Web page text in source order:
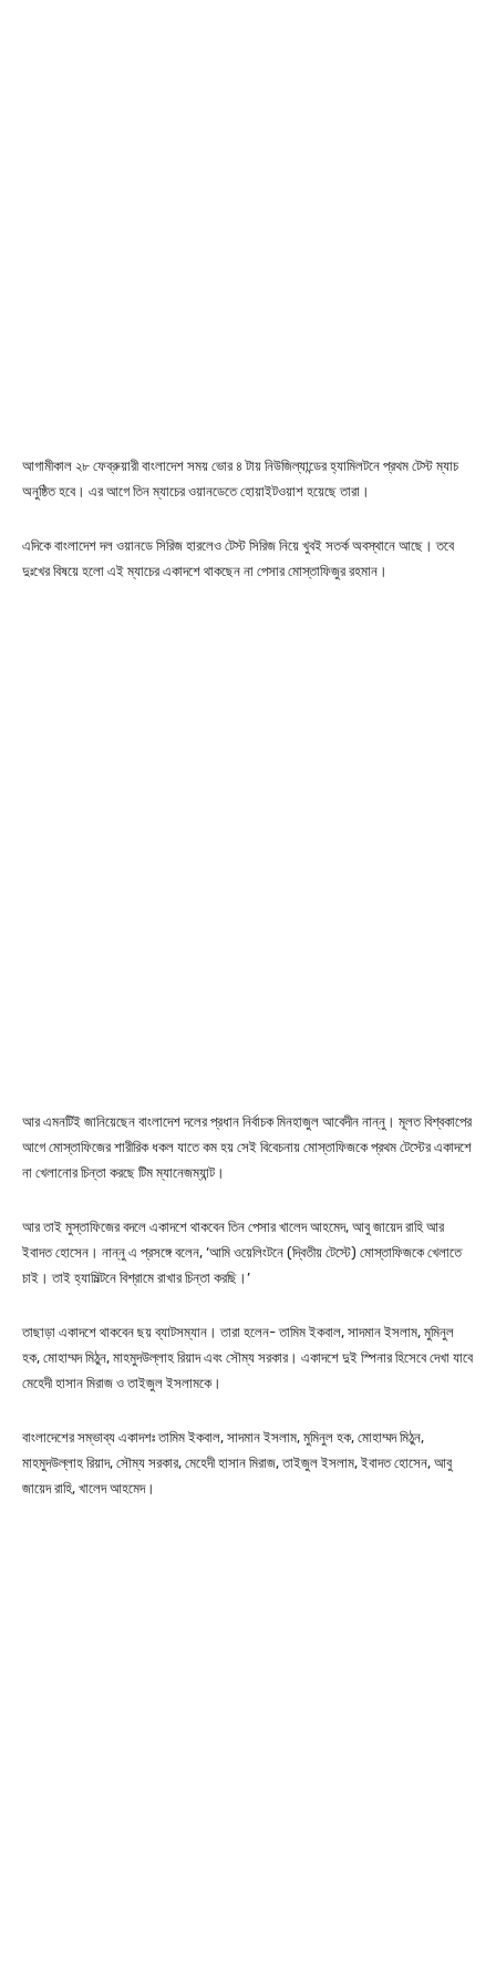
আগামীকাল ২৮ ফেব্রুয়ারী বাংলাদেশ সময় ভোর ৪ টায় নিউজিল্যান্ডের হ্যামিলটনে প্রথম টেস্ট ম্যাচ
অনুষ্ঠিত হবে। এর আগে তিন ম্যাচের ওয়ানডেতে হোয়াইটওয়াশ হয়েছে তারা।
এদিকে বাংলাদেশ দল ওয়ানডে সিরিজ হারলেও টেস্ট সিরিজ নিয়ে খুবই সতর্ক অবস্থানে আছে। তবে
দুঃখের বিষয়ে হলো এই ম্যাচের একাদশে থাকছেন না পেসার মোস্তাফিজুর রহমান।
আর এমনটিই জানিয়েছেন বাংলাদেশ দলের প্রধান নির্বাচক মিনহাজুল আবেদীন নান্নু। মূলত বিশ্বকাপের
আগে মোস্তাফিজের শারীরিক ধকল যাতে কম হয় সেই বিবেচনায় মোস্তাফিজকে প্রথম টেস্টের একাদশে
না খেলানোর চিন্তা করছে টিম ম্যানেজম্যান্ট।
আর তাই মুস্তাফিজের বদলে একাদশে থাকবেন তিন পেসার খালেদ আহমেদ, আবু জায়েদ রাহি আর
ইবাদত হোসেন। নান্নু এ প্রসঙ্গে বলেন, ‘আমি ওয়েলিংটনে (দ্বিতীয় টেস্টে) মোস্তাফিজকে খেলাতে
চাই। তাই হ্যামিল্টনে বিশ্রামে রাখার চিন্তা করছি।’
তাছাড়া একাদশে থাকবেন ছয় ব্যাটসম্যান। তারা হলেন- তামিম ইকবাল, সাদমান ইসলাম, মুমিনুল
হক, মোহাম্মদ মিঠুন, মাহমুদউল্লাহ রিয়াদ এবং সৌম্য সরকার। একাদশে দুই স্পিনার হিসেবে দেখা যাবে
মেহেদী হাসান মিরাজ ও তাইজুল ইসলামকে।
বাংলাদেশের সম্ভাব্য একাদশঃ তামিম ইকবাল, সাদমান ইসলাম, মুমিনুল হক, মোহাম্মদ মিঠুন,
মাহমুদউল্লাহ রিয়াদ, সৌম্য সরকার, মেহেদী হাসান মিরাজ, তাইজুল ইসলাম, ইবাদত হোসেন, আবু
জায়েদ রাহি, খালেদ আহমেদ।